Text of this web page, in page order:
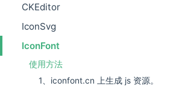
CKEditor
IconSvg
IconFont
使用方法
1、iconfont.cn 上生成 js 资源。